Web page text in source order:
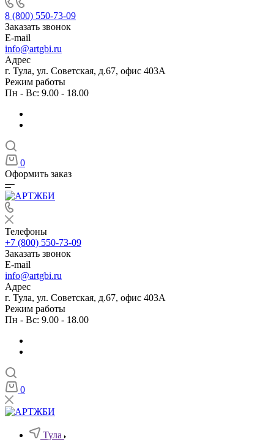
8 (800) 550-73-09
Заказать звонок
E-mail
info@artgbi.ru
Адрес
г. Тула, ул. Советская, д.67, офис 403А
Режим работы
Пн - Вс: 9.00 - 18.00
0
Оформить заказ
Телефоны
+7 (800) 550-73-09
Заказать звонок
E-mail
info@artgbi.ru
Адрес
г. Тула, ул. Советская, д.67, офис 403А
Режим работы
Пн - Вс: 9.00 - 18.00
0
Тула